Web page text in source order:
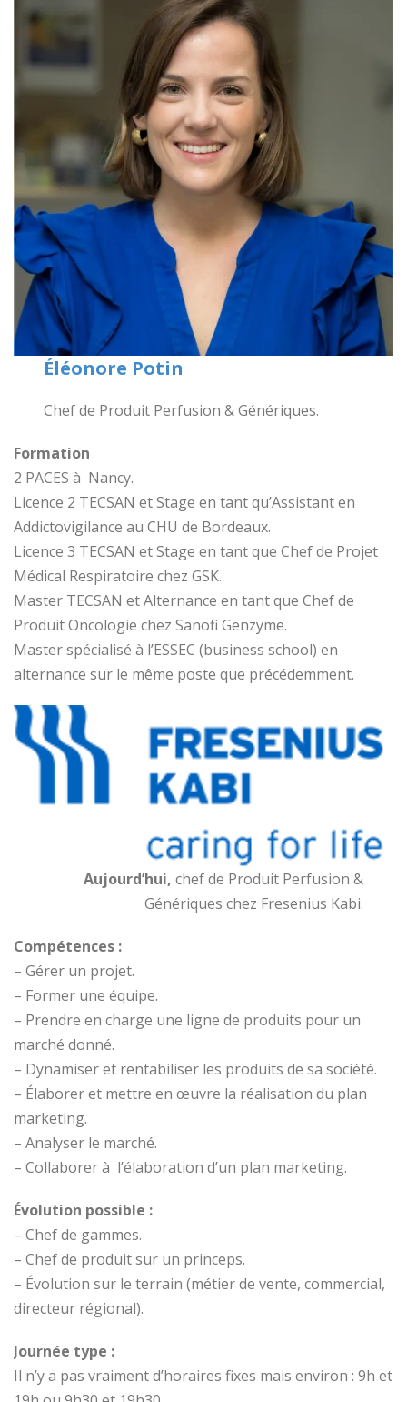
Éléonore Potin
Chef de Produit Perfusion & Génériques.
Formation
2 PACES à Nancy.
Licence 2 TECSAN et Stage en tant qu’Assistant en
Addictovigilance au CHU de Bordeaux.
Licence 3 TECSAN et Stage en tant que Chef de Projet
Médical Respiratoire chez GSK.
Master TECSAN et Alternance en tant que Chef de
Produit Oncologie chez Sanofi Genzyme.
Master spécialisé à l’ESSEC (business school) en
alternance sur le même poste que précédemment.
Aujourd’hui, chef de Produit Perfusion &
Génériques chez Fresenius Kabi.
Compétences :
– Gérer un projet.
– Former une équipe.
– Prendre en charge une ligne de produits pour un
marché donné.
– Dynamiser et rentabiliser les produits de sa société.
– Élaborer et mettre en œuvre la réalisation du plan
marketing.
– Analyser le marché.
– Collaborer à l’élaboration d’un plan marketing.
Évolution possible :
– Chef de gammes.
– Chef de produit sur un princeps.
– Évolution sur le terrain (métier de vente, commercial,
directeur régional).
Journée type :
Il n’y a pas vraiment d’horaires fixes mais environ : 9h et